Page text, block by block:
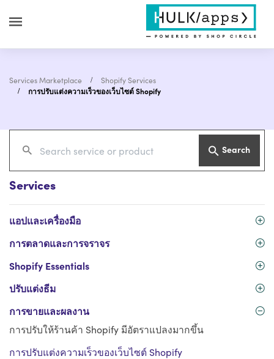
Services Marketplace
Shopify Services
การปรับแต่งความเร็วของเว็บไซต์ Shopify
Search
Services
แอปและเครื่องมือ
การตลาดและการจราจร
Shopify Essentials
ปรับแต่งธีม
การขายและผลงาน
การปรับให้ร้านค้า Shopify มีอัตราแปลงมากขึ้น
การปรับแต่งความเร็วของเว็บไซต์ Shopify